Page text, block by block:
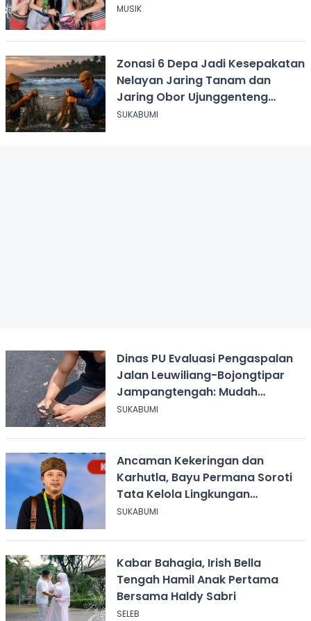
MUSIK
Zonasi 6 Depa Jadi Kesepakatan
Nelayan Jaring Tanam dan
Jaring Obor Ujunggenteng
Sukabumi
SUKABUMI
Dinas PU Evaluasi Pengaspalan
Jalan Leuwiliang-Bojongtipar
Jampangtengah: Mudah
Mengelupas
SUKABUMI
Ancaman Kekeringan dan
Karhutla, Bayu Permana Soroti
Tata Kelola Lingkungan
Sukabumi
SUKABUMI
Kabar Bahagia, Irish Bella
Tengah Hamil Anak Pertama
Bersama Haldy Sabri
SELEB